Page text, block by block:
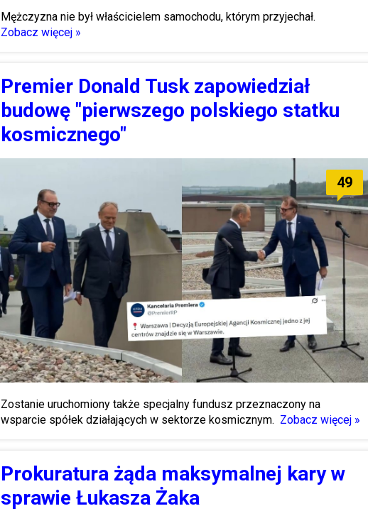
Mężczyzna nie był właścicielem samochodu, którym przyjechał.
Zobacz więcej »
Premier Donald Tusk zapowiedział
budowę "pierwszego polskiego statku
kosmicznego"
49
Zostanie uruchomiony także specjalny fundusz przeznaczony na
wsparcie spółek działających w sektorze kosmicznym. Zobacz więcej »
Prokuratura żąda maksymalnej kary w
sprawie Łukasza Żaka